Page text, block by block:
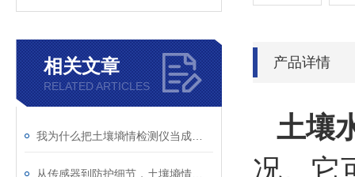
相关文章
RELATED ARTICLES
产品详情
土壤
况。它